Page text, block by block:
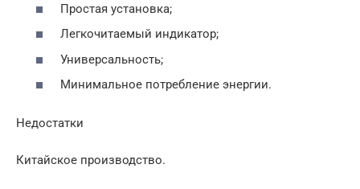
Простая установка;
Легкочитаемый индикатор;
Универсальность;
Минимальное потребление энергии.
Недостатки
Китайское производство.